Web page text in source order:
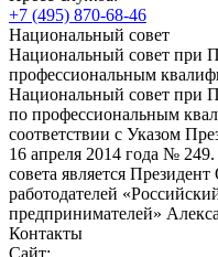
+7 (495) 870-68-46
Национальный совет
Национальный совет при
профессиональным
Национальный совет при
по профессиональным
соответствии с Указом
16 апреля 2014 года №
совета является
работодателей
предпринимателей»
Контакты
Сайт: